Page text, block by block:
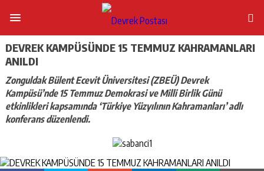
DEVREK KAMPÜSÜNDE 15 TEMMUZ KAHRAMANLARI
ANILDI
Zonguldak Bülent Ecevit Üniversitesi (ZBEÜ) Devrek
Kampüsü’nde 15 Temmuz Demokrasi ve Milli Birlik Günü
etkinlikleri kapsamında ‘Türkiye Yüzyılının Kahramanları’ adlı
konferans düzenlendi.